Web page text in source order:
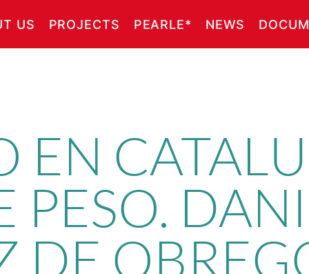
US PROJECTS PEARLE* NEWS
EN
PESO.
DE